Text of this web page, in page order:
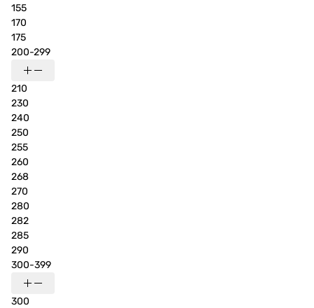
155
170
175
200-299
210
230
240
250
255
260
268
270
280
282
285
290
300-399
300